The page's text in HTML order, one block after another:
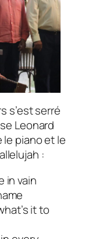
s’est serré
Leonard
piano et le
:
in vain
it to